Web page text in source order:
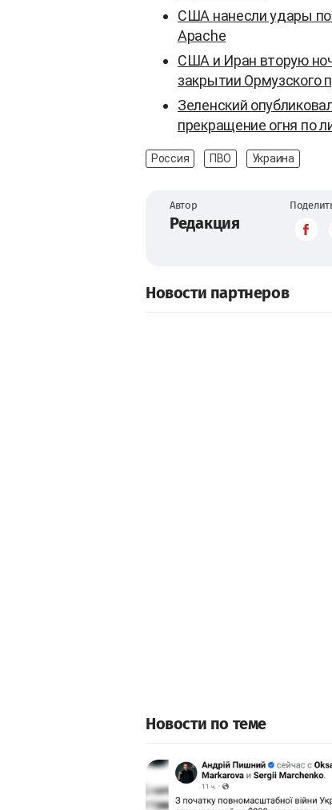
США нанесли удары
Apache
США и Иран вторую
закрытии Ормузского
Зеленский
прекращение огня по
Россия ПВО Украина
Автор
Редакция
Новости партнеров
Новости по теме